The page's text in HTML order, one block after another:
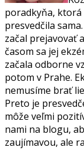
poradkyňa,
presvedčila
začal prejavovať
časom sa jej
začala odborne
potom v Prahe.
nemusíme brať
Preto je
môže veľmi
nami na blogu,
zaujímavou, ale